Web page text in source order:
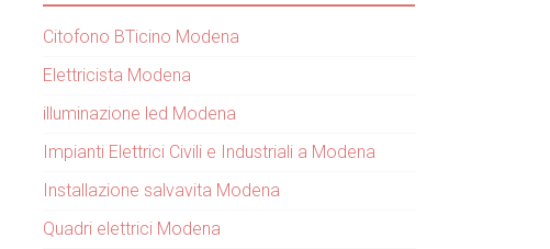
Citofono BTicino Modena
Elettricista Modena
illuminazione led Modena
Impianti Elettrici Civili e Industriali a Modena
Installazione salvavita Modena
Quadri elettrici Modena